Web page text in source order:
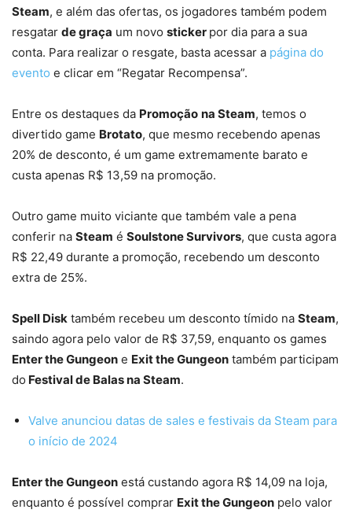
Steam, e além das ofertas, os jogadores também podem
resgatar de graça um novo sticker por dia para a sua
conta. Para realizar o resgate, basta acessar a página do
evento e clicar em “Regatar Recompensa”.
Entre os destaques da Promoção na Steam, temos o
divertido game Brotato, que mesmo recebendo apenas
20% de desconto, é um game extremamente barato e
custa apenas R$ 13,59 na promoção.
Outro game muito viciante que também vale a pena
conferir na Steam é Soulstone Survivors, que custa agora
R$ 22,49 durante a promoção, recebendo um desconto
extra de 25%.
Spell Disk também recebeu um desconto tímido na Steam,
saindo agora pelo valor de R$ 37,59, enquanto os games
Enter the Gungeon e Exit the Gungeon também participam
do Festival de Balas na Steam.
Valve anunciou datas de sales e festivais da Steam para
o início de 2024
Enter the Gungeon está custando agora R$ 14,09 na loja,
enquanto é possível comprar Exit the Gungeon pelo valor